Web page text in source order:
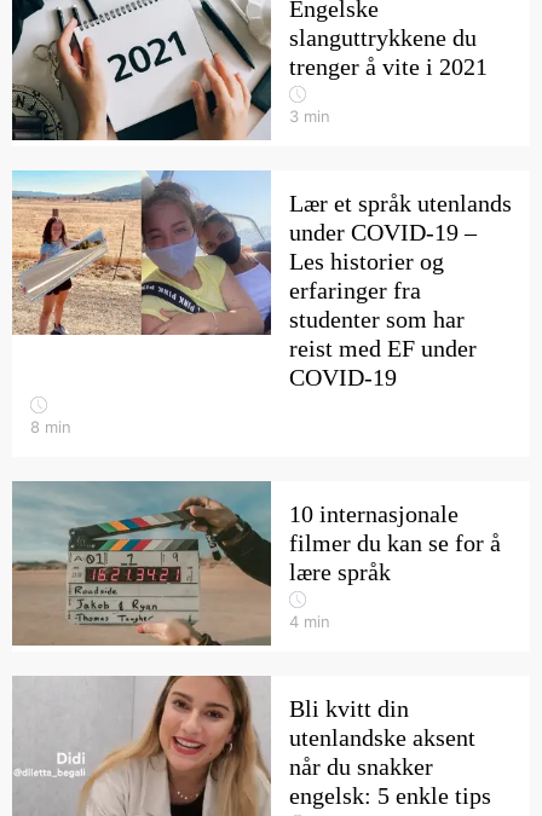
Engelske
slanguttrykkene du
trenger å vite i 2021
3 min
Lær et språk utenlands
under COVID-19 –
Les historier og
erfaringer fra
studenter som har
reist med EF under
COVID-19
8 min
10 internasjonale
filmer du kan se for å
lære språk
4 min
Bli kvitt din
utenlandske aksent
når du snakker
engelsk: 5 enkle tips